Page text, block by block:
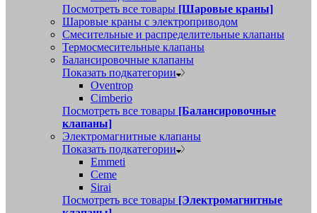
Посмотреть все товары [Шаровые краны]
Шаровые краны с электроприводом
Смесительные и распределительные клапаны
Термосмесительные клапаны
Балансировочные клапаны
Показать подкатегории
Oventrop
Cimberio
Посмотреть все товары [Балансировочные
клапаны]
Электромагнитные клапаны
Показать подкатегории
Emmeti
Ceme
Sirai
Посмотреть все товары [Электромагнитные